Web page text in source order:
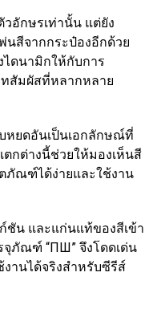
อักษรเท่านั้น แต่ยัง
นสีจากกระป๋องอีกด้วย
ดนามิกให้กับการ
สัมผัสที่หลากหลาย
หยดอันเป็นเอกลักษณ์ที่
กต่างนี้ช่วยให้มองเห็นสี
ภัณฑ์ได้ง่ายและใช้งาน
ชัน และแก่นแท้ของสีเข้า
จุภัณฑ์ “ПШ” จึงโดดเด่น
านได้จริงสำหรับซีรีส์